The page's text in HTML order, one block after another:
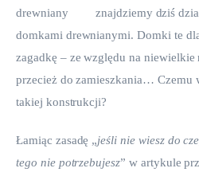
Lifestyleznajdziemy dziś
domkami drewnianymi. Domki te
zagadkę – ze względu na niewielkie
przecież do zamieszkania… Czemu
takiej konstrukcji?
Łamiąc zasadę „jeśli nie wiesz do
tego nie potrzebujesz” w artykule